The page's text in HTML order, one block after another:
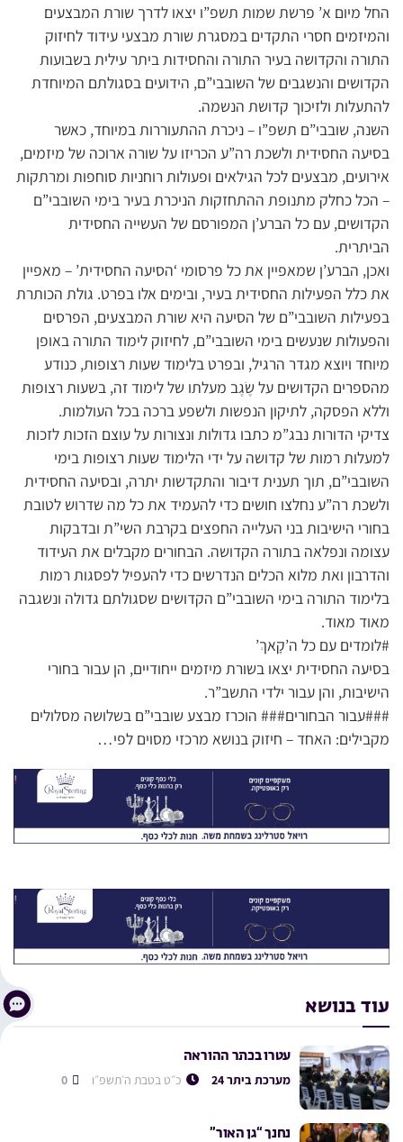
החל מיום א’ פרשת שמות תשפ”ו יצאו לדרך שורת המבצעים
והמיזמים חסרי התקדים במסגרת שורת מבצעי עידוד לחיזוק
התורה והקדושה בעיר התורה והחסידות ביתר עילית בשבועות
הקדושים והנשגבים של השובבי”ם, הידועים בסגולתם המיוחדת
להתעלות ולזיכוך קדושת הנשמה.
השנה, שובבי”ם תשפ”ו – ניכרת ההתעוררות במיוחד, כאשר
בסיעה החסידית ולשכת רה”ע הכריזו על שורה ארוכה של מיזמים,
אירועים, מבצעים לכל הגילאים ופעולות רוחניות סוחפות ומרתקות
– הכל כחלק מתנופת ההתחזקות הניכרת בעיר בימי השובבי”ם
הקדושים, עם כל הברע’ן המפורסם של העשייה החסידית
הביתרית.
ואכן, הברע’ן שמאפיין את כל פרסומי ‘הסיעה החסידית’ – מאפיין
את כלל הפעילות החסידית בעיר, ובימים אלו בפרט. גולת הכותרת
בפעילות השובבי”ם של הסיעה היא שורת המבצעים, הפרסים
והפעולות שנעשים בימי השובבי”ם, לחיזוק לימוד התורה באופן
מיוחד ויוצא מגדר הרגיל, ובפרט בלימוד שעות רצופות, כנודע
מהספרים הקדושים על שֶׂגֶב מעלתו של לימוד זה, בשעות רצופות
וללא הפסקה, לתיקון הנפשות ולשפע ברכה בכל העולמות.
צדיקי הדורות נבג”מ כתבו גדולות ונצורות על עוצם הזכות לזכות
למעלות רמות של קדושה על ידי הלימוד שעות רצופות בימי
השובבי”ם, תוך תענית דיבור והתקדשות יתרה, ובסיעה החסידית
ולשכת רה”ע נחלצו חושים כדי להעמיד את כל מה שדרוש לטובת
בחורי הישיבות בני העלייה החפצים בקרבת השי”ת ובדבקות
עצומה ונפלאה בתורה הקדושה. הבחורים מקבלים את העידוד
והדרבון ואת מלוא הכלים הנדרשים כדי להעפיל לפסגות רמות
בלימוד התורה בימי השובבי”ם הקדושים שסגולתם גדולה ונשגבה
מאוד מאוד.
#לומדים עם כל ה’קָאךְ’
בסיעה החסידית יצאו בשורת מיזמים ייחודיים, הן עבור בחורי
הישיבות, והן עבור ילדי התשב”ר.
###עבור הבחורים### הוכרז מבצע שובבי”ם בשלושה מסלולים
מקבילים: האחד – חיזוק בנושא מרכזי מסוים לפי…
עוד בנושא
עטרו בכתר ההוראה
מערכת ביתר 24 כ״ט בטבת ה׳תשפ״ו
נחנך “גן האור”